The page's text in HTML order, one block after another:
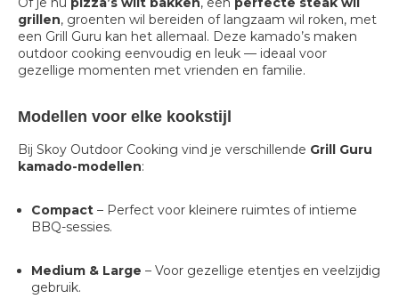
grillen, groenten wil bereiden of langzaam wil roken, met
een Grill Guru kan het allemaal. Deze kamado’s maken
outdoor cooking eenvoudig en leuk — ideaal voor
gezellige momenten met vrienden en familie.
Modellen voor elke kookstijl
Bij Skoy Outdoor Cooking vind je verschillende Grill Guru
kamado-modellen:
Compact – Perfect voor kleinere ruimtes of intieme
BBQ-sessies.
Medium & Large – Voor gezellige etentjes en veelzijdig
gebruik.